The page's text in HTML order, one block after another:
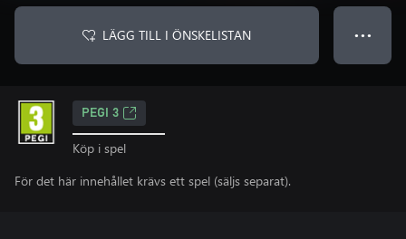
LÄGG TILL I ÖNSKELISTAN ● ● ●
PEGI 3
Köp i spel
För det här innehållet krävs ett spel (säljs separat).